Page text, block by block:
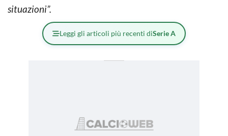
situazioni”.
Leggi gli articoli più recenti diSerie A